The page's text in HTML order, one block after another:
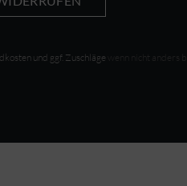
und ggf. Zuschläge wenn nicht anders